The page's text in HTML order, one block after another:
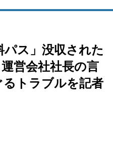
ス」没収された
営会社社長の言
トラブルを記者